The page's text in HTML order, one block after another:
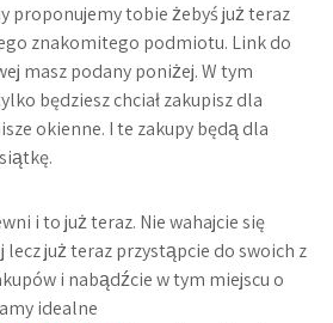
proponujemy tobie żebyś już teraz
znakomitego podmiotu. Link do
masz podany poniżej. W tym
będziesz chciał zakupisz dla
okienne. I te zakupy będą dla
i to już teraz. Nie wahajcie się
lecz już teraz przystąpcie do swoich z
i nabądźcie w tym miejscu o
idealne